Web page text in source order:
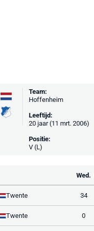
Team:
Hoffenheim
Leeftijd:
20 jaar (11 mrt. 2006)
Positie:
V (L)
Wed.
Twente 34
Twente 0